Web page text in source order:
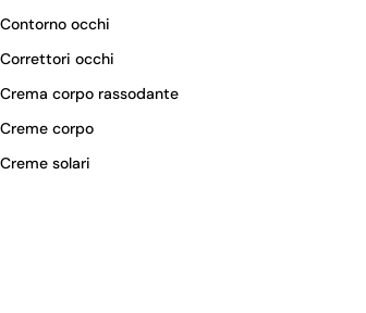
Contorno occhi
Correttori occhi
Crema corpo rassodante
Creme corpo
Creme solari